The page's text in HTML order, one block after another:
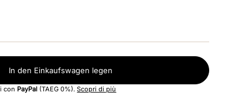
In den Einkaufswagen legen
con PayPal (TAEG 0%).Scopri di più